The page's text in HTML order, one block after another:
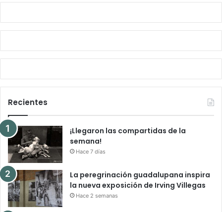
Recientes
¡Llegaron las compartidas de la
semana!
Hace 7 días
La peregrinación guadalupana inspira
la nueva exposición de Irving Villegas
Hace 2 semanas